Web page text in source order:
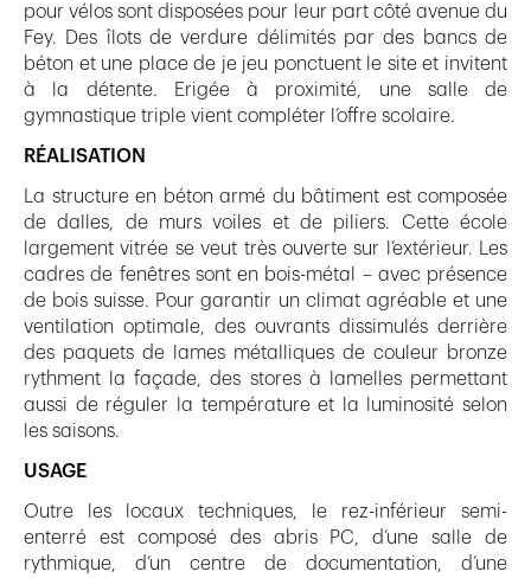
pour vélos sont disposées pour leur part côté avenue du
Fey. Des îlots de verdure délimités par des bancs de
béton et une place de je jeu ponctuent le site et invitent
à la détente. Erigée à proximité, une salle de
gymnastique triple vient compléter l’offre scolaire.
RÉALISATION
La structure en béton armé du bâtiment est composée
de dalles, de murs voiles et de piliers. Cette école
largement vitrée se veut très ouverte sur l’extérieur. Les
cadres de fenêtres sont en bois-métal – avec présence
de bois suisse. Pour garantir un climat agréable et une
ventilation optimale, des ouvrants dissimulés derrière
des paquets de lames métalliques de couleur bronze
rythment la façade, des stores à lamelles permettant
aussi de réguler la température et la luminosité selon
les saisons.
USAGE
Outre les locaux techniques, le rez-inférieur semi-
enterré est composé des abris PC, d’une salle de
rythmique, d’un centre de documentation, d’une